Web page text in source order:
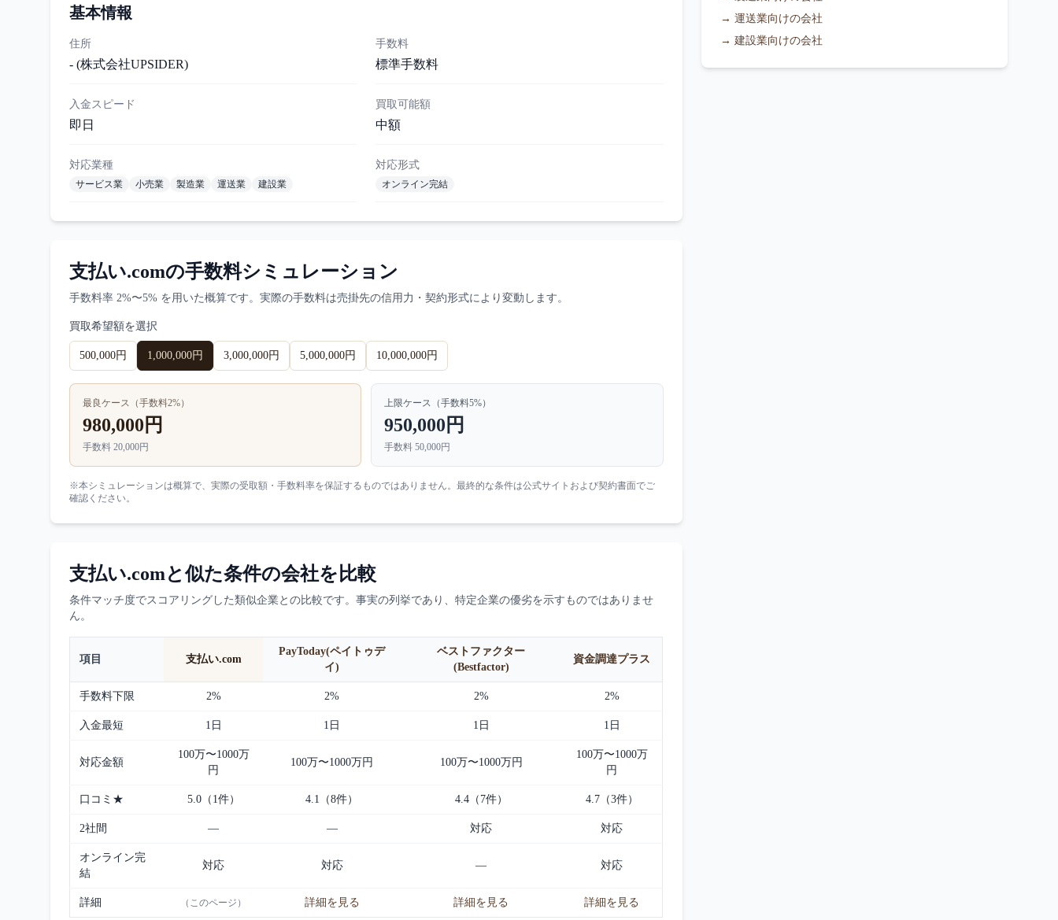
基本情報
住所
- (株式会社UPSIDER)
手数料
標準手数料
入金スピード
即日
買取可能額
中額
対応業種
サービス業 小売業 製造業 運送業 建設業
対応形式
オンライン完結
支払い.comの手数料シミュレーション
手数料率 2%〜5% を用いた概算です。実際の手数料は売掛先の信用力・契約形式により変動します。
買取希望額を選択
500,000円 1,000,000円 3,000,000円 5,000,000円 10,000,000円
最良ケース（手数料2%）
980,000円
手数料 20,000円
上限ケース（手数料5%）
950,000円
手数料50,000円
※本シミュレーションは概算で、実際の受取額・手数料率を保証するものではありません。最終的な条件は公式サイトおよび契約書面でご
確認ください。
支払い.comと似た条件の会社を比較
条件マッチ度でスコアリングした類似企業との比較です。事実の列挙であり、特定企業の優劣を示すものではありませ
ん。
項目 支払い.com
PayToday(ペイトゥデ
イ)
ベストファクター
(Bestfactor)
資金調達プラス
手数料下限 2% 2% 2% 2%
入金最短 1日 1日 1日 1日
対応金額
100万〜1000万
円
100万〜1000万円 100万〜1000万円
100万〜1000万
円
口コミ★ 5.0（1件） 4.1（8件） 4.4（7件） 4.7（3件）
2社間 — — 対応 対応
オンライン完
結
対応 対応 — 対応
詳細 （このページ） 詳細を見る 詳細を見る 詳細を見る
→ 運送業向けの会社
→ 建設業向けの会社